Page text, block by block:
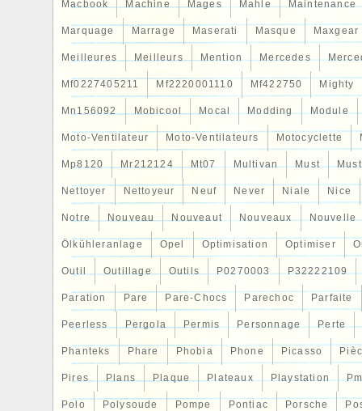
Macbook Machine Mages Mahle Maintenance
Marquage Marrage Maserati Masque Maxgear
Meilleures Meilleurs Mention Mercedes
Mf0227405211 Mf2220001110 Mf422750 Mighty
Mn156092 Mobicool Mocal Modding Module
Moto-Ventilateur Moto-Ventilateurs Motocyclette
Mp8120 Mr212124 Mt07 Multivan Must
Nettoyer Nettoyeur Neuf Never Niale Nice
Notre Nouveau Nouveaut Nouveaux Nouvelle
Ölkühleranlage Opel Optimisation Optimiser
Outil Outillage Outils P0270003 P32222109
Paration Pare Pare-Chocs Parechoc Parfaite
Peerless Pergola Permis Personnage Perte
Phanteks Phare Phobia Phone Picasso
Pires Plans Plaque Plateaux Playstation
Polo Polysoude Pompe Pontiac Porsche